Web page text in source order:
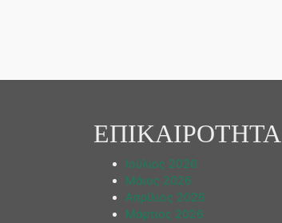
ΕΠΙΚΑΙΡΟΤΗΤΑ
Ιούλιος 2026
Μάιος 2026
Απρίλιος 2026
Μάρτιος 2026